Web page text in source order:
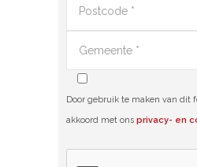
Door gebruik te maken van dit
akkoord met ons privacy- en